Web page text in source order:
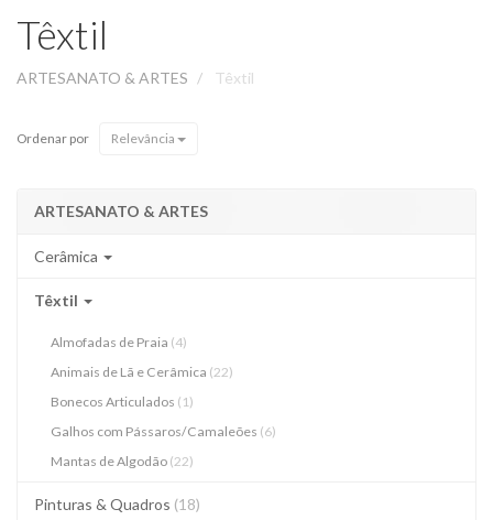
Têxtil
ARTESANATO & ARTES Têxtil
Ordenar por Relevância
ARTESANATO & ARTES
Cerâmica
Têxtil
Almofadas de Praia (4)
Animais de Lã e Cerâmica (22)
Bonecos Articulados (1)
Galhos com Pássaros/Camaleões (6)
Mantas de Algodão (22)
Pinturas & Quadros (18)